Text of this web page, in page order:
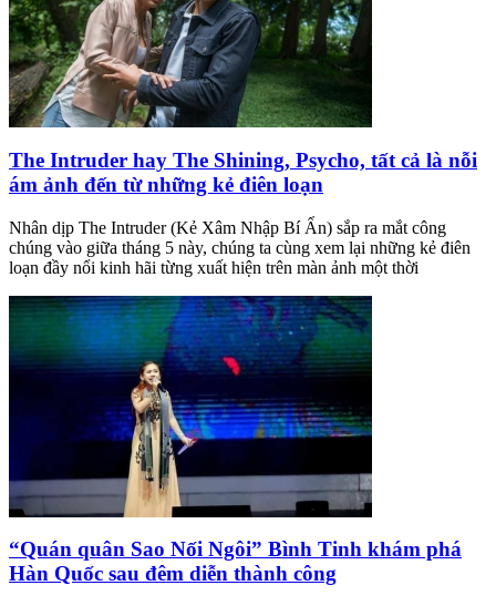
The Intruder hay The Shining, Psycho, tất cả là nỗi
ám ảnh đến từ những kẻ điên loạn
Nhân dịp The Intruder (Kẻ Xâm Nhập Bí Ẩn) sắp ra mắt công
chúng vào giữa tháng 5 này, chúng ta cùng xem lại những kẻ điên
loạn đầy nổi kinh hãi từng xuất hiện trên màn ảnh một thời
“Quán quân Sao Nối Ngôi” Bình Tinh khám phá
Hàn Quốc sau đêm diễn thành công